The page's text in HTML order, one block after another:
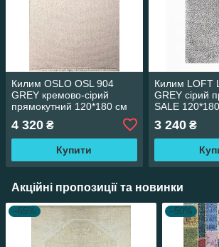
Килим OSLO OSL 904
GREY кремово-сірий
прямокутний 120*180 см
4 320 ₴
Купити
Килим LOFT
GREY сірий
SALE
3 240₴
Акційні пропозиції та новинки
–65% –50%